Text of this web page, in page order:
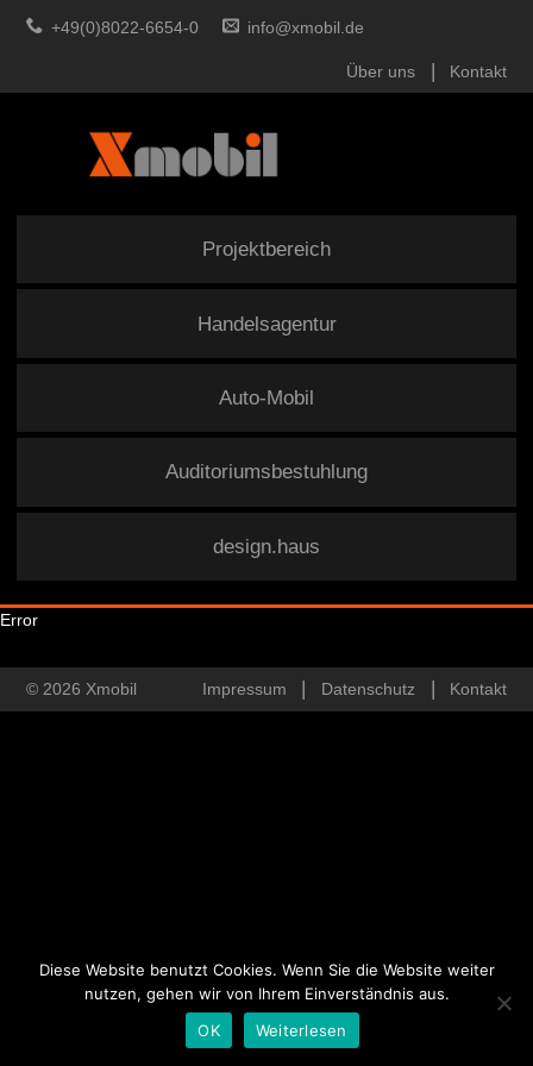
+49(0)8022-6654-0 info@xmobil.de
Über uns Kontakt
Projektbereich
Handelsagentur
Auto-Mobil
Auditoriumsbestuhlung
design.haus
Error
© 2026 Xmobil Impressum Datenschutz Kontakt
Diese Website benutzt Cookies. Wenn Sie die Website weiter
nutzen, gehen wir von Ihrem Einverständnis aus.
OK
Weiterlesen